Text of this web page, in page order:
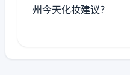
州今天化妆建议？